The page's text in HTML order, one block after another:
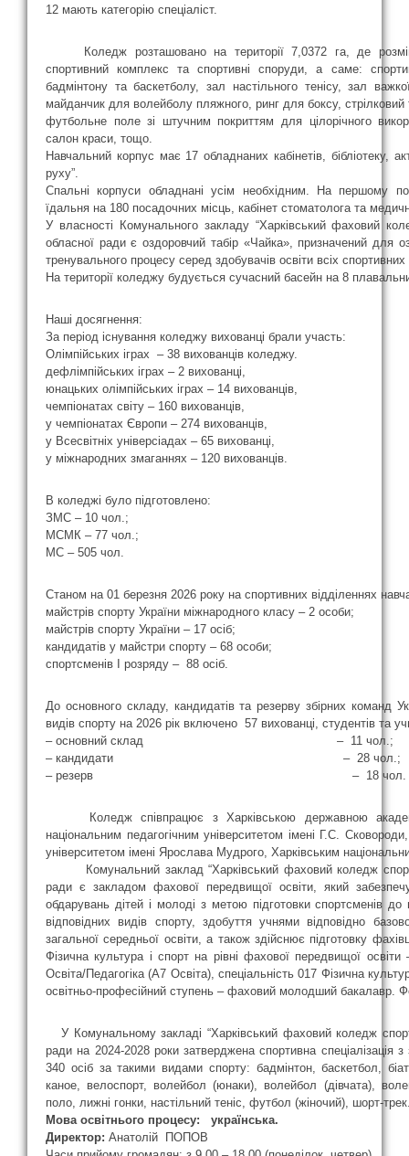
12 мають категорію спеціаліст.
Коледж розташовано на території 7,0372 га, де
спортивний комплекс та спортивні споруди, а саме:
бадмінтону та баскетболу, зал настільного тенісу, зал
майданчик для волейболу пляжного, ринг для боксу,
футбольне поле зі штучним покриттям для цілорічного
салон краси, тощо.
Навчальний корпус має 17 обладнаних кабінетів, бібліотеку,
руху”.
Спальні корпуси обладнані усім необхідним. На першому
їдальня на 180 посадочних місць, кабінет стоматолога та
У власності Комунального закладу “Харківський фаховий
обласної ради є оздоровчий табір «Чайка», призначений для
тренувального процесу серед здобувачів освіти всіх спортивних
На території коледжу будується сучасний басейн на 8
Наші досягнення:
За період існування коледжу вихованці брали участь:
Олімпійських іграх – 38 вихованців коледжу.
дефлімпійських іграх – 2 вихованці,
юнацьких олімпійських іграх – 14 вихованців,
чемпіонатах світу – 160 вихованців,
у чемпіонатах Європи – 274 вихованців,
у Всесвітніх універсіадах – 65 вихованці,
у міжнародних змаганнях – 120 вихованців.
В коледжі було підготовлено:
ЗМС – 10 чол.;
МСМК – 77 чол.;
МС – 505 чол.
Станом на 01 березня 2026 року на спортивних відділеннях
майстрів спорту України міжнародного класу – 2 особи;
майстрів спорту України – 17 осіб;
кандидатів у майстри спорту – 68 особи;
спортсменів І розряду – 88 осіб.
До основного складу, кандидатів та резерву збірних команд
видів спорту на 2026 рік включено 57 вихованці, студентів та
– основний склад – 11 чол.;
– кандидати – 28 чол.;
– резерв – 18 чол.
Коледж співпрацює з Харківською державною
національним педагогічним університетом імені Г.С.
університетом імені Ярослава Мудрого, Харківським
Комунальний заклад “Харківський фаховий коледж
ради є закладом фахової передвищої освіти, який
обдарувань дітей і молоді з метою підготовки спортсменів до
відповідних видів спорту, здобуття учнями відповідно
загальної середньої освіти, а також здійснює підготовку
Фізична культура і спорт на рівні фахової передвищої
Освіта/Педагогіка (А7 Освіта), cпеціальність 017 Фізична
освітньо-професійний ступень – фаховий молодший бакалавр.
У Комунальному закладі “Харківський фаховий коледж
ради на 2024-2028 роки затверджена спортивна спеціалізація з
340 осіб за такими видами спорту: бадмінтон, баскетбол,
каное, велоспорт, волейбол (юнаки), волейбол (дівчата),
поло, лижні гонки, настільний теніс, футбол (жіночий), шорт-
Мова освітнього процесу: українська.
Директор: Анатолій ПОПОВ